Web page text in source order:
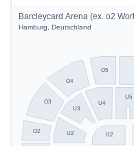
O5
O4
O3
O2
U5
U4
U3
U2 I12
Barcleycard Arena (ex. o2
Hamburg, Deutschland